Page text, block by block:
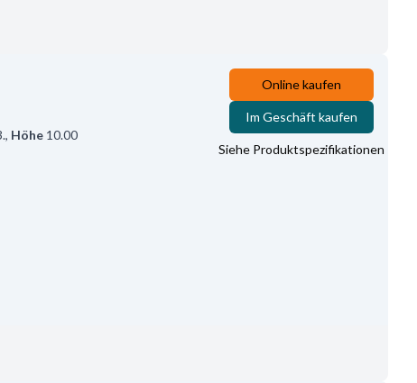
, Höhe 10.00
Online kaufen
Im Geschäft kaufen
Siehe Produktspezifikationen